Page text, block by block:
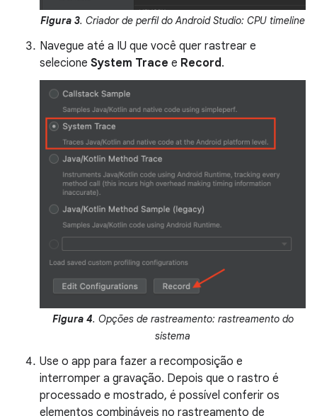
Figura 3. Criador de perfil do Android Studio: CPU timeline
Navegue até a IU que você quer rastrear e
selecione System Trace e Record .
Figura 4. Opções de rastreamento: rastreamento do
sistema
Use o app para fazer a recomposição e
interromper a gravação. Depois que o rastro é
processado e mostrado, é possível conferir os
elementos combináveis no rastreamento de